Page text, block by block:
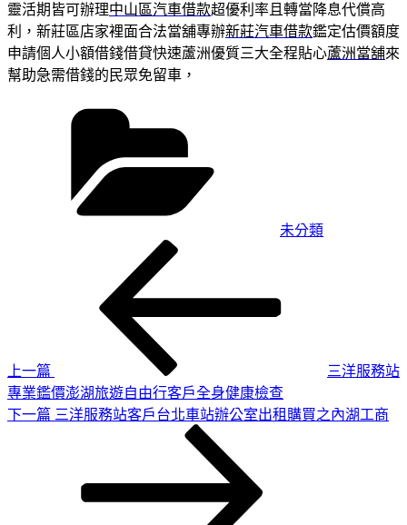
靈活期皆可辦理中山區汽車借款超優利率且轉當降息代償高
利，新莊區店家裡面合法當舖專辦新莊汽車借款鑑定估價額度
申請個人小額借錢借貸快速蘆洲優質三大全程貼心蘆洲當舖來
幫助急需借錢的民眾免留車，
未分類
上一篇
三洋服務站
專業鑑價澎湖旅遊自由行客戶全身健康檢查
下
下一篇 三洋服務站客戶台北車站辦公室出租購買之內湖工商